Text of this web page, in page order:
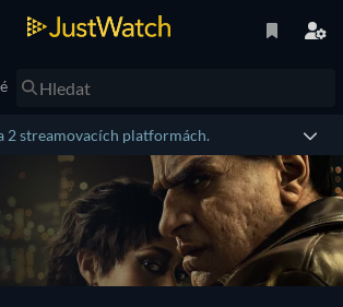
2 streamovacích platformách.